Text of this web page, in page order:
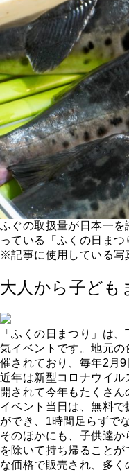
ふぐの取扱量が日本一
っている「ふくの日ま
※記事に使用している写
大人から子ども
「ふくの日まつり」は
気イベントです。地元
催されており、毎年2月
近年は新型コロナウイ
開されて今年もたくさん
イベント当日は、無料
ができ、1時間足らずで
そのほかにも、子供達
を除いて持ち帰ること
な価格で販売され、多く